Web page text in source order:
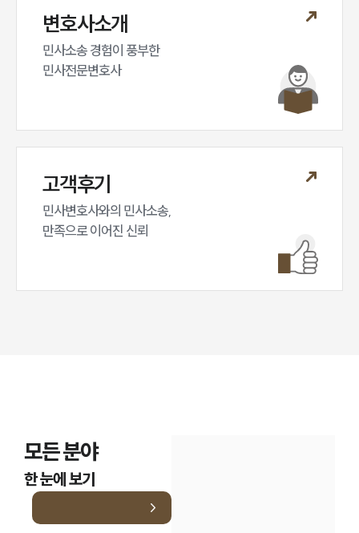
변호사소개
민사소송 경험이 풍부한
민사전문변호사
고객후기
민사변호사와의 민사소송,
만족으로 이어진 신뢰
모든 분야
한 눈에 보기